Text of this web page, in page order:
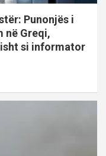
Punonjës i
në Greqi,
si informator